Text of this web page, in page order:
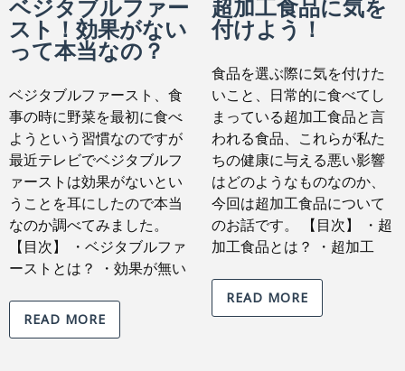
ベジタブルファー
スト！効果がない
って本当なの？
ベジタブルファースト、食
事の時に野菜を最初に食べ
ようという習慣なのですが
最近テレビでベジタブルフ
ァーストは効果がないとい
うことを耳にしたので本当
なのか調べてみました。
【目次】 ・ベジタブルファ
ーストとは？ ・効果が無い
READ MORE
超加工食品に気を
付けよう！
食品を選ぶ際に気を付けた
いこと、日常的に食べてし
まっている超加工食品と言
われる食品、これらが私た
ちの健康に与える悪い影響
はどのようなものなのか、
今回は超加工食品について
のお話です。 【目次】 ・超
加工食品とは？ ・超加工
READ MORE